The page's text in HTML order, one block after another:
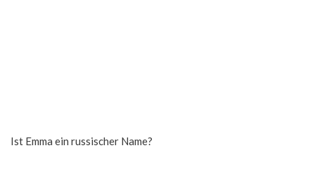
Ist Emma ein russischer Name?